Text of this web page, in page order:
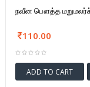
நவீன பௌத்த
110.00
ADD TO CART